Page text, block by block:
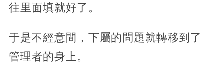
往里面填就好了。」
于是不經意間，下屬的問題就轉移到了
管理者的身上。